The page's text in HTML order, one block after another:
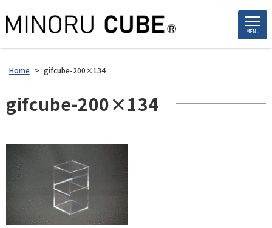
MENU
Home > gifcube-200×134
gifcube-200×134